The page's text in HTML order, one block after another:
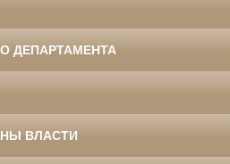
ДЕПАРТАМЕНТА
ВЛАСТИ